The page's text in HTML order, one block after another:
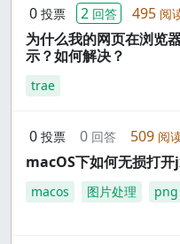
0 投票 2 回答 495 阅
为什么我的网页在浏览
示？如何解决？
trae
0 投票 0 回答 509 阅
macOS下如何无损打开
macos 图片处理 png